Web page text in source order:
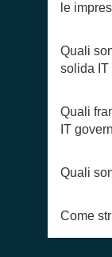
le
Quali
solida IT
Quali
IT
Quali
Come